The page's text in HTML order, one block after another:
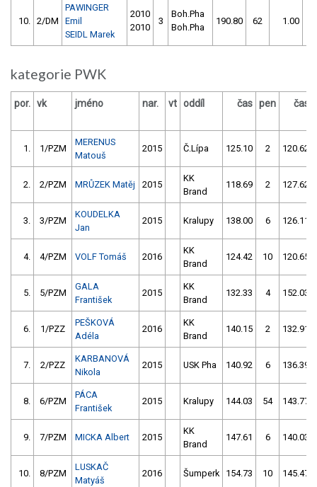
10. 2/DM
PAWINGER
Emil
SEIDL Marek
2010
2010
3
Boh.Pha
Boh.Pha
190.80 62 1.00
kategorie PWK
por. vk jméno nar. vt oddíl čas pen čas
1. 1/PZM
MERENUS
Matouš
2015 Č.Lípa 125.10 2 120.62
2. 2/PZM MRŮZEK Matěj 2015
KK
Brand
118.69 2 127.62
3. 3/PZM
KOUDELKA
Jan
2015 Kralupy 138.00 6 126.11
4. 4/PZM VOLF Tomáš 2016
KK
Brand
124.42 10 120.65
5. 5/PZM
GALA
František
2015
KK
Brand
132.33 4 152.03
6. 1/PZZ
PEŠKOVÁ
Adéla
2016
KK
Brand
140.15 2 132.91
7. 2/PZZ
KARBANOVÁ
Nikola
2015 USK Pha 140.92 6 136.39
8. 6/PZM
PÁCA
František
2015 Kralupy 144.03 54 143.77
9. 7/PZM MICKA Albert 2015
KK
Brand
147.61 6 140.03
10. 8/PZM
LUSKAČ
Matyáš
2016 Šumperk 154.73 10 145.47